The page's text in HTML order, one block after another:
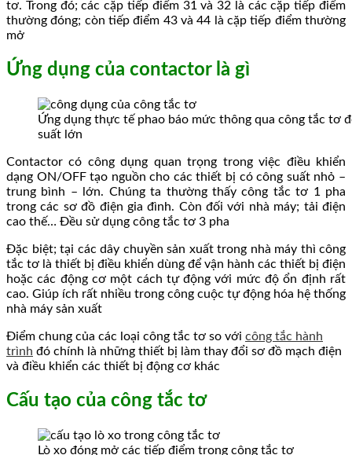
tơ. Trong đó; các cặp tiếp điểm 31 và 32 là các cặp tiếp điểm
thường đóng; còn tiếp điểm 43 và 44 là cặp tiếp điểm thường
mở
Ứng dụng của contactor là gì
Ứng dụng thực tế phao báo mức thông qua công tắc tơ
suất lớn
Contactor có công dụng quan trọng trong việc điều khiển
dạng ON/OFF tạo nguồn cho các thiết bị có công suất nhỏ –
trung bình – lớn. Chúng ta thường thấy công tắc tơ 1 pha
trong các sơ đồ điện gia đình. Còn đối với nhà máy; tải điện
cao thế… Đều sử dụng công tắc tơ 3 pha
Đặc biệt; tại các dây chuyền sản xuất trong nhà máy thì công
tắc tơ là thiết bị điều khiển dùng để vận hành các thiết bị điện
hoặc các động cơ một cách tự động với mức độ ổn định rất
cao. Giúp ích rất nhiều trong công cuộc tự động hóa hệ thống
nhà máy sản xuất
Điểm chung của các loại công tắc tơ so với công tắc hành
trình đó chính là những thiết bị làm thay đổi sơ đồ mạch điện
và điều khiển các thiết bị động cơ khác
Cấu tạo của công tắc tơ
Lò xo đóng mở các tiếp điểm trong công tắc tơ